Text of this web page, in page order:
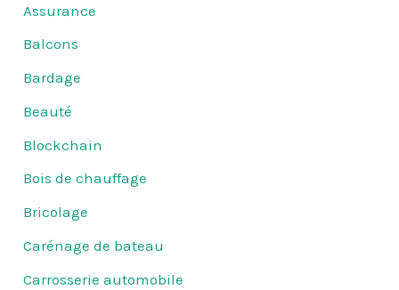
Assurance
Balcons
Bardage
Beauté
Blockchain
Bois de chauffage
Bricolage
Carénage de bateau
Carrosserie automobile